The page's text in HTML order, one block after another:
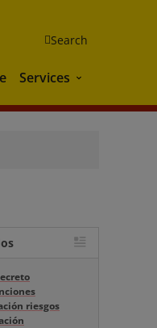
Search
Services Services
riesgos